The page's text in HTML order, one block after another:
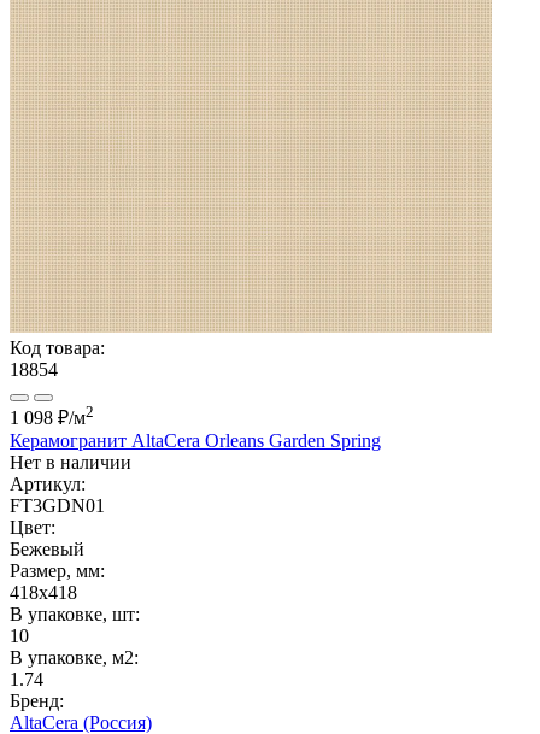
Код товара:
18854
1 098 ₽/м2
Керамогранит AltaCera Orleans Garden Spring
Нет в наличии
Артикул:
FT3GDN01
Цвет:
Бежевый
Размер, мм:
418x418
В упаковке, шт:
10
В упаковке, м2:
1.74
Бренд:
AltaCera (Россия)